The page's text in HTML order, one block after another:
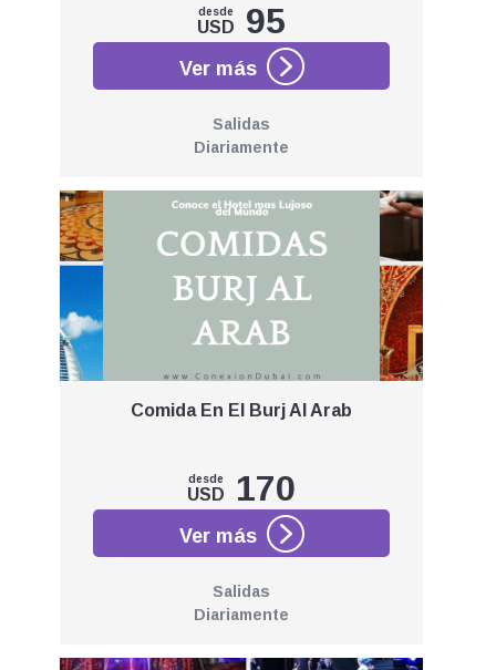
desde
USD 95
Salidas
Diariamente
Comida En El Burj Al Arab
desde
USD 170
Salidas
Diariamente